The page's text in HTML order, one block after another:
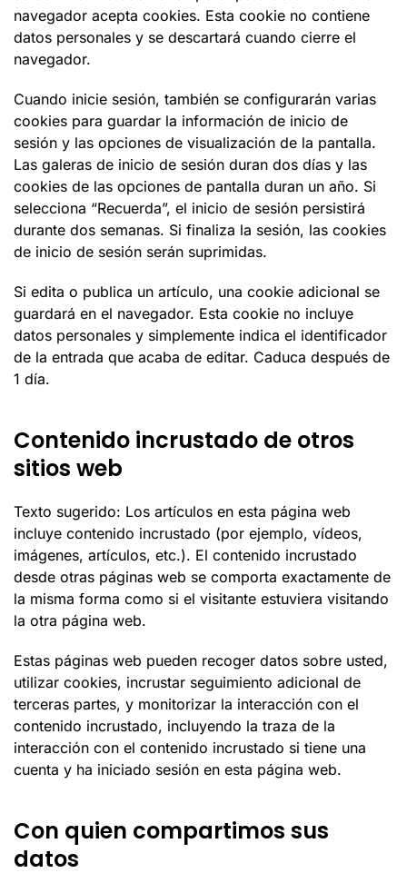
navegador acepta cookies. Esta cookie no contiene
datos personales y se descartará cuando cierre el
navegador.
Cuando inicie sesión, también se configurarán varias
cookies para guardar la información de inicio de
sesión y las opciones de visualización de la pantalla.
Las galeras de inicio de sesión duran dos días y las
cookies de las opciones de pantalla duran un año. Si
selecciona “Recuerda”, el inicio de sesión persistirá
durante dos semanas. Si finaliza la sesión, las cookies
de inicio de sesión serán suprimidas.
Si edita o publica un artículo, una cookie adicional se
guardará en el navegador. Esta cookie no incluye
datos personales y simplemente indica el identificador
de la entrada que acaba de editar. Caduca después de
1 día.
Contenido incrustado de otros
sitios web
Texto sugerido: Los artículos en esta página web
incluye contenido incrustado (por ejemplo, vídeos,
imágenes, artículos, etc.). El contenido incrustado
desde otras páginas web se comporta exactamente de
la misma forma como si el visitante estuviera visitando
la otra página web.
Estas páginas web pueden recoger datos sobre usted,
utilizar cookies, incrustar seguimiento adicional de
terceras partes, y monitorizar la interacción con el
contenido incrustado, incluyendo la traza de la
interacción con el contenido incrustado si tiene una
cuenta y ha iniciado sesión en esta página web.
Con quien compartimos sus
datos